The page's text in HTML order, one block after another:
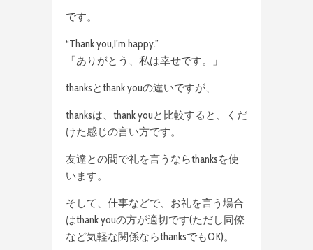
です。
“Thank you,I’m happy.”
「ありがとう、私は幸せです。」
thanksとthank youの違いですが、
thanksは、thank youと比較すると、くだ
けた感じの言い方です。
友達との間で礼を言うならthanksを使
います。
そして、仕事などで、お礼を言う場合
はthank youの方が適切です(ただし同僚
など気軽な関係ならthanksでもOK)。